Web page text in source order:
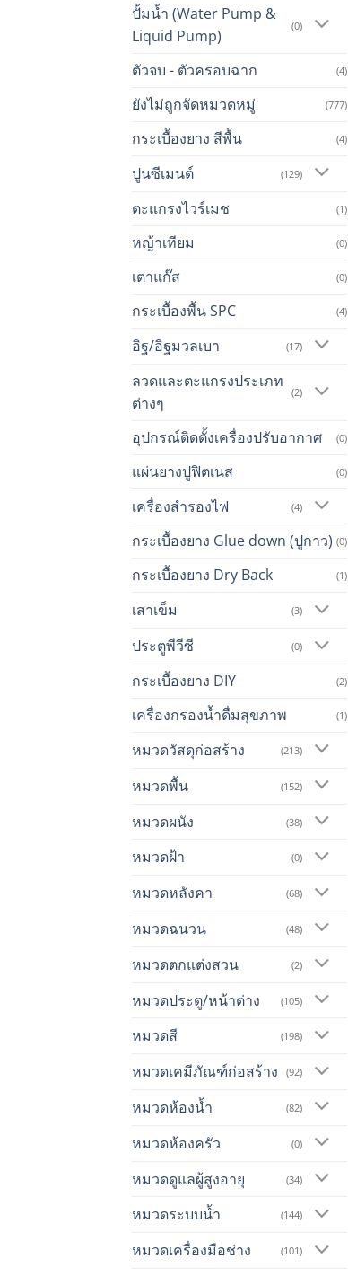
ปั้มน้ำ (Water Pump &
Liquid Pump)
(0)
ตัวจบ - ตัวครอบฉาก (4)
ยังไม่ถูกจัดหมวดหมู่ (777)
กระเบื้องยาง สีพื้น (4)
ปูนซีเมนต์ (129)
ตะแกรงไวร์เมช (1)
หญ้าเทียม (0)
เตาแก๊ส (0)
กระเบื้องพื้น SPC (4)
อิฐ/อิฐมวลเบา (17)
ลวดและตะแกรงประเภท
ต่างๆ
(2)
อุปกรณ์ติดตั้งเครื่องปรับอากาศ (0)
แผ่นยางปูฟิตเนส (0)
เครื่องสำรองไฟ (4)
กระเบื้องยาง Glue down (ปูกาว) (0)
กระเบื้องยาง Dry Back (1)
เสาเข็ม (3)
ประตูพีวีซี (0)
กระเบื้องยาง DIY (2)
เครื่องกรองน้ำดื่มสุขภาพ (1)
หมวดวัสดุก่อสร้าง (213)
หมวดพื้น (152)
หมวดผนัง (38)
หมวดฝ้า (0)
หมวดหลังคา (68)
หมวดฉนวน (48)
หมวดตกแต่งสวน (2)
หมวดประตู/หน้าต่าง (105)
หมวดสี (198)
หมวดเคมีภัณฑ์ก่อสร้าง (92)
หมวดห้องน้ำ (82)
หมวดห้องครัว (0)
หมวดดูแลผู้สูงอายุ (34)
หมวดระบบน้ำ (144)
หมวดเครื่องมือช่าง (101)